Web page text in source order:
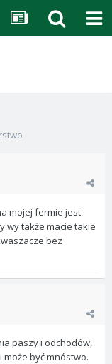
mojej fermie jest
wy także macie takie
bez
paszy i odchodów,
być mnóstwo.